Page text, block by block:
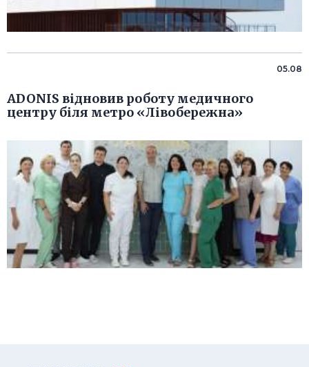
05.08
ADONIS відновив роботу медичного
центру біля метро «Лівобережна»